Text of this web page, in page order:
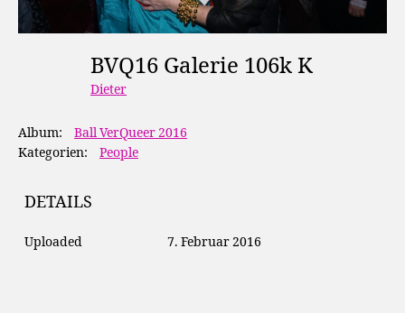
BVQ16 Galerie 106k K
Dieter
Album:
Ball VerQueer 2016
Kategorien:
People
DETAILS
Uploaded 7. Februar 2016